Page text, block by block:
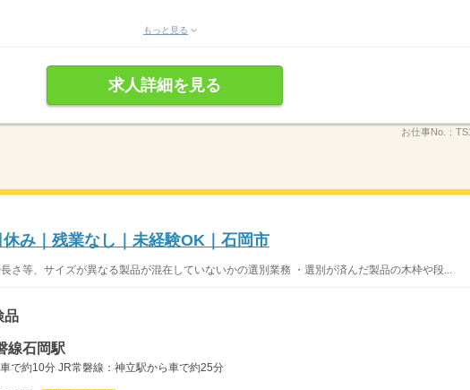
もっと見る
求人詳細を見る
お仕事No.：
休み｜残業なし｜未経験OK｜石岡市
さ等、サイズが異なる製品が混在していないかの選別業務 ・選別が済んだ製品の木枠や段...
品
線石岡駅
で約10分 JR常磐線：神立駅から車で約25分